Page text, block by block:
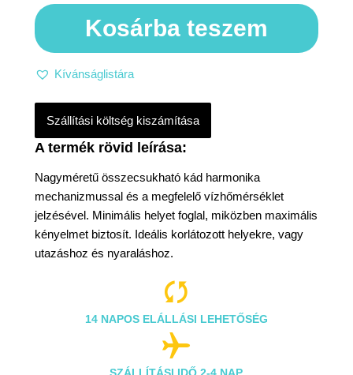
Nagyméretű összecsukható kád harmonika
mechanizmussal és a megfelelő vízhőmérséklet
jelzésével. Minimális helyet foglal, miközben maximális
kényelmet biztosít. Ideális korlátozott helyekre, vagy
utazáshoz és nyaraláshoz.
Kosárba teszem
Kívánságlistára
Szállítási költség kiszámítása

14 NAPOS ELÁLLÁSI LEHETŐSÉG
